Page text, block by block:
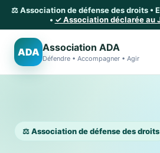
⚖️ Association de défense des droits •
• ✓ Association déclarée au
ADA Association ADA
Défendre • Accompagner • Agir
⚖️ Association de défense des droits